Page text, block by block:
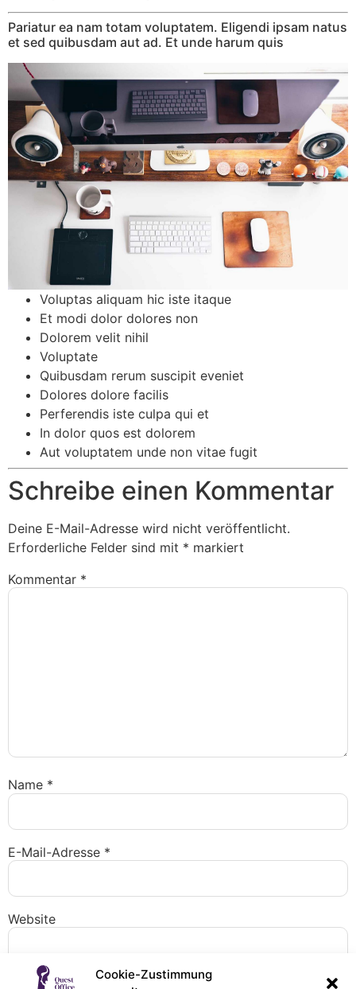
Cookie-Zustimmung
Pariatur ea nam totam voluptatem. Eligendi ipsam natus
et sed quibusdam aut ad. Et unde harum quis
Voluptas aliquam hic iste itaque
Et modi dolor dolores non
Dolorem velit nihil
Voluptate
Quibusdam rerum suscipit eveniet
Dolores dolore facilis
Perferendis iste culpa qui et
In dolor quos est dolorem
Aut voluptatem unde non vitae fugit
Schreibe einen Kommentar
Deine E-Mail-Adresse wird nicht veröffentlicht.
Erforderliche Felder sind mit * markiert
Kommentar *
Name *
E-Mail-Adresse *
Website